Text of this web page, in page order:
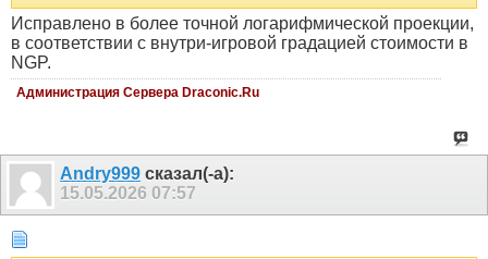
Исправлено в более точной логарифмической проекции,
в соответствии с внутри-игровой градацией стоимости в
NGP.
Администрация Сервера Draconic.Ru
Andry999 сказал(-а):
15.05.2026 07:57